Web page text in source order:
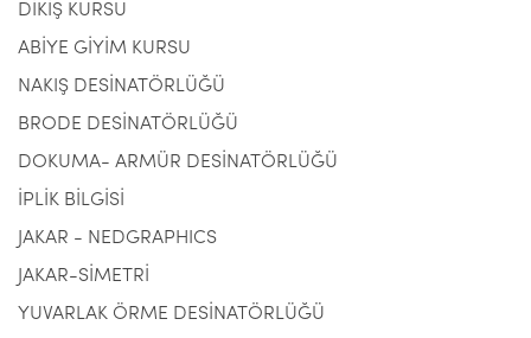
DİKİŞ KURSU
ABİYE GİYİM KURSU
NAKIŞ DESİNATÖRLÜĞÜ
BRODE DESİNATÖRLÜĞÜ
DOKUMA- ARMÜR DESİNATÖRLÜĞÜ
İPLİK BİLGİSİ
JAKAR - NEDGRAPHICS
JAKAR-SİMETRİ
YUVARLAK ÖRME DESİNATÖRLÜĞÜ